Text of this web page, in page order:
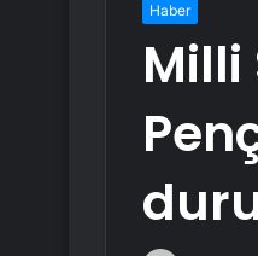
Haber
Milli